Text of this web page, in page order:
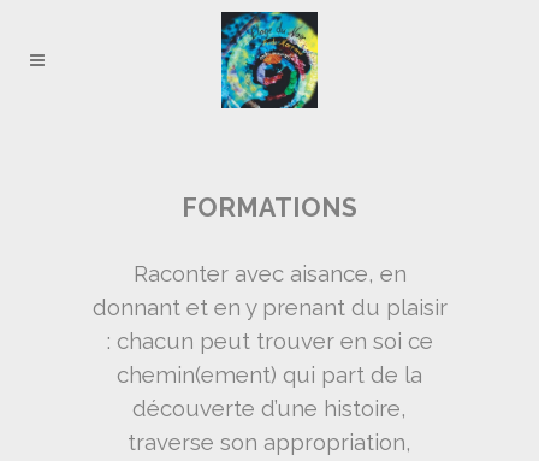
FORMATIONS
Raconter avec aisance, en
donnant et en y prenant du plaisir
: chacun peut trouver en soi ce
chemin(ement) qui part de la
découverte d’une histoire,
traverse son appropriation,